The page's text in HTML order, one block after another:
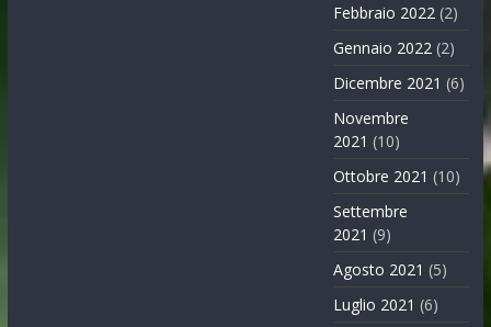
Febbraio 2022 (2)
Gennaio 2022 (2)
Dicembre 2021 (6)
Novembre
2021 (10)
Ottobre 2021 (10)
Settembre
2021 (9)
Agosto 2021 (5)
Luglio 2021 (6)